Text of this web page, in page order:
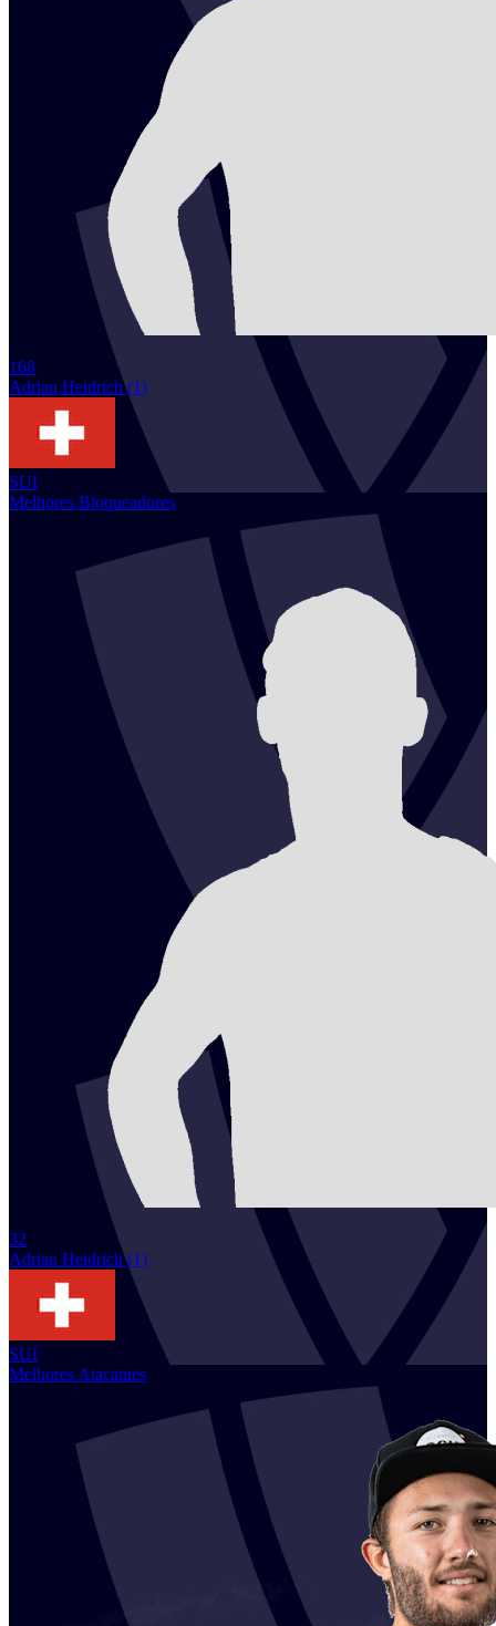
168
Adrian Heidrich (1)
SUI
Melhores Bloqueadores
32
Adrian Heidrich (1)
SUI
Melhores Atacantes